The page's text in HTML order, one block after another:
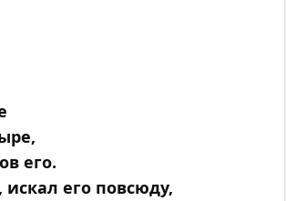
его.
его повсюду,